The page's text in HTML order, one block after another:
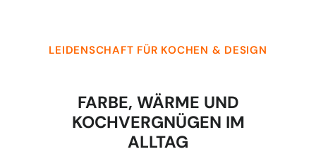
LEIDENSCHAFT FÜR KOCHEN & DESIGN
FARBE, WÄRME UND
KOCHVERGNÜGEN IM
ALLTAG